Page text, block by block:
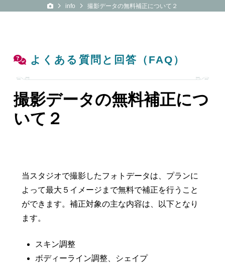
4SYA 公式サイト
info 撮影データの無料補正について２
よくある質問と回答（FAQ）
撮影データの無料補正につ
いて２
当スタジオで撮影したフォトデータは、プランに
よって最大５イメージまで無料で補正を行うこと
ができます。補正対象の主な内容は、以下となり
ます。
スキン調整
ボディーライン調整、シェイプ